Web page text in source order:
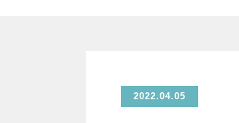
2022.04.05